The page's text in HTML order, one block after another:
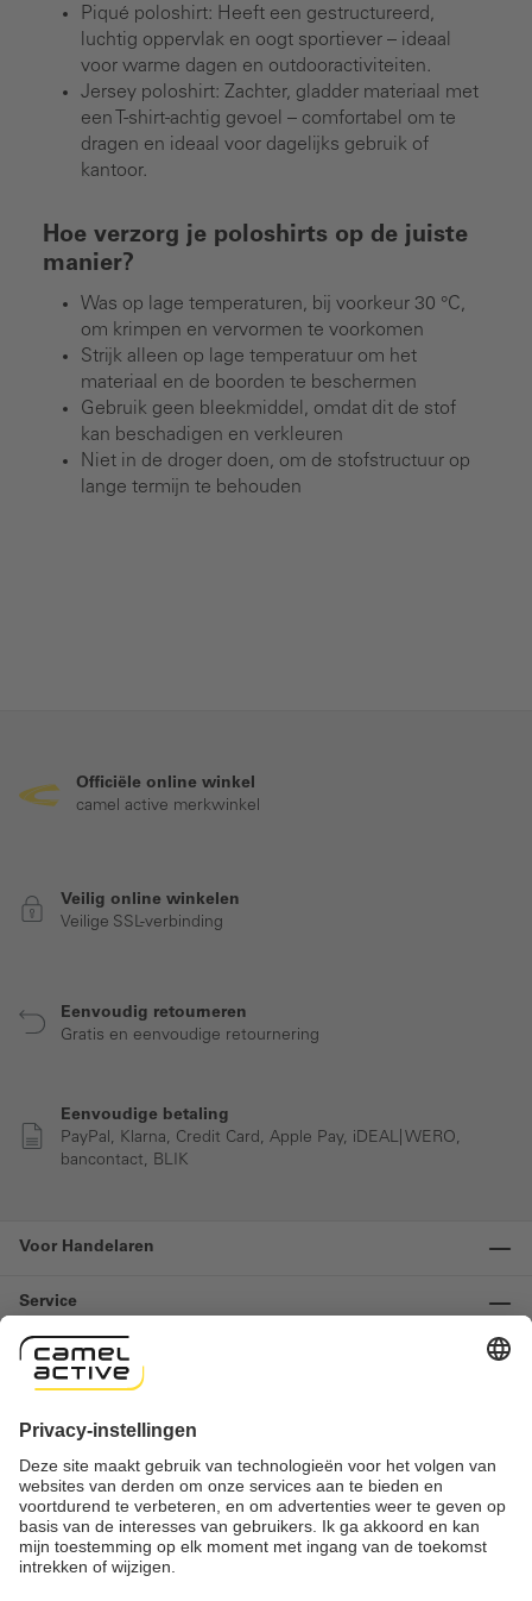
Piqué poloshirt: Heeft een gestructureerd,
luchtig oppervlak en oogt sportiever – ideaal
voor warme dagen en outdooractiviteiten.
Jersey poloshirt: Zachter, gladder materiaal met
een T-shirt-achtig gevoel – comfortabel om te
dragen en ideaal voor dagelijks gebruik of
kantoor.
Hoe verzorg je poloshirts op de juiste
manier?
Was op lage temperaturen, bij voorkeur 30 °C,
om krimpen en vervormen te voorkomen
Strijk alleen op lage temperatuur om het
materiaal en de boorden te beschermen
Gebruik geen bleekmiddel, omdat dit de stof
kan beschadigen en verkleuren
Niet in de droger doen, om de stofstructuur op
lange termijn te behouden
Officiële online winkel
camel active merkwinkel
Veilig online winkelen
Veilige SSL-verbinding
Eenvoudig retourneren
Gratis en eenvoudige retournering
Eenvoudige betaling
PayPal, Klarna, Credit Card, Apple Pay, iDEAL| WERO,
bancontact, BLIK
Voor Handelaren
Service
Informatie
Important links
Herroeping